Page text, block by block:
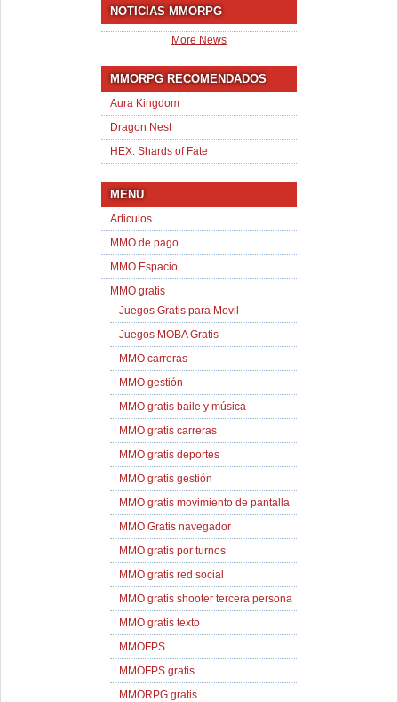
NOTICIAS MMORPG
More News
MMORPG RECOMENDADOS
Aura Kingdom
Dragon Nest
HEX: Shards of Fate
MENU
Articulos
MMO de pago
MMO Espacio
MMO gratis
Juegos Gratis para Movil
Juegos MOBA Gratis
MMO carreras
MMO gestión
MMO gratis baile y música
MMO gratis carreras
MMO gratis deportes
MMO gratis gestión
MMO gratis movimiento de pantalla
MMO Gratis navegador
MMO gratis por turnos
MMO gratis red social
MMO gratis shooter tercera persona
MMO gratis texto
MMOFPS
MMOFPS gratis
MMORPG gratis